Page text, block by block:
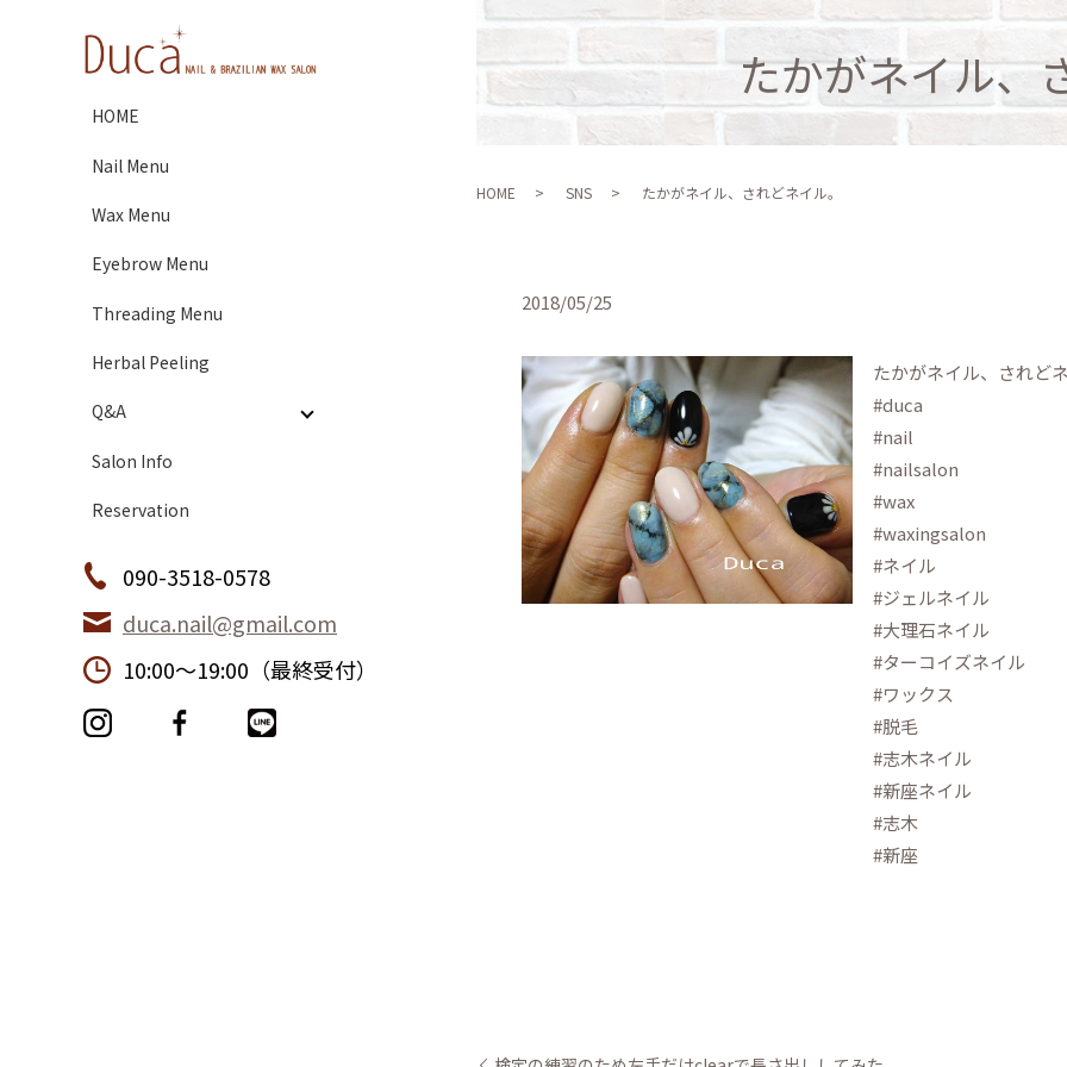
HOME
Nail Menu
Wax Menu
Eyebrow Menu
Threading Menu
Herbal Peeling
Q&A
Salon Info
Reservation
090-3518-0578
duca.nail@gmail.com
10:00〜19:00（最終受付）
たかがネイル、
HOME SNS たかがネイル、されどネイル。
2018/05/25
たかがネイル、されど
#duca
#nail
#nailsalon
#wax
#waxingsalon
#ネイル
#ジェルネイル
#大理石ネイル
#ターコイズネイル
#ワックス
#脱毛
#志木ネイル
#新座ネイル
#志木
#新座